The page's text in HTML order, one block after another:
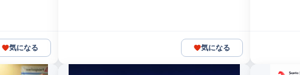
気になる 気になる